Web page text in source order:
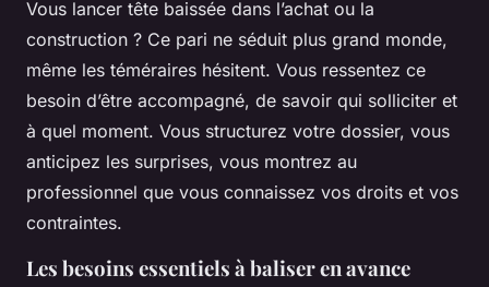
Vous lancer tête baissée dans l’achat ou la
construction ? Ce pari ne séduit plus grand monde,
même les téméraires hésitent. Vous ressentez ce
besoin d’être accompagné, de savoir qui solliciter et
à quel moment. Vous structurez votre dossier, vous
anticipez les surprises, vous montrez au
professionnel que vous connaissez vos droits et vos
contraintes.
Les besoins essentiels à baliser en avance